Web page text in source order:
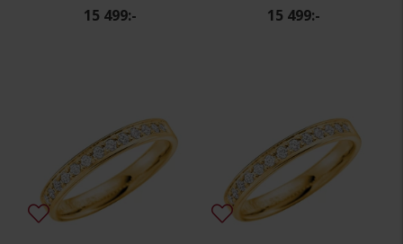
15 499:- 15 499:-